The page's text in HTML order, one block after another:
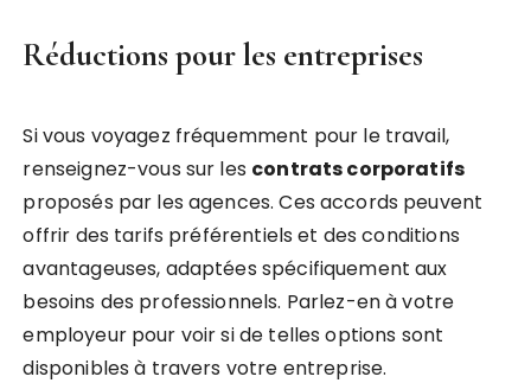
Réductions pour les entreprises
Si vous voyagez fréquemment pour le travail,
renseignez-vous sur les contrats corporatifs
proposés par les agences. Ces accords peuvent
offrir des tarifs préférentiels et des conditions
avantageuses, adaptées spécifiquement aux
besoins des professionnels. Parlez-en à votre
employeur pour voir si de telles options sont
disponibles à travers votre entreprise.